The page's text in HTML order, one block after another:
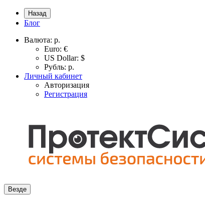
Назад
Блог
Валюта: р.
Euro: €
US Dollar: $
Рубль: р.
Личный кабинет
Авторизация
Регистрация
Везде